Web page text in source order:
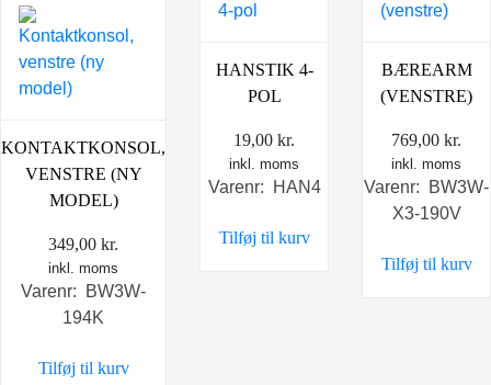
KONTAKTKONSOL,
VENSTRE (NY
MODEL)
349,00 kr.
inkl. moms
Varenr: BW3W-
194K
Tilføj til kurv
HANSTIK 4-
POL
19,00 kr.
inkl. moms
Varenr: HAN4
Tilføj til kurv
BÆREARM
(VENSTRE)
769,00 kr.
inkl. moms
Varenr: BW3W-
X3-190V
Tilføj til kurv